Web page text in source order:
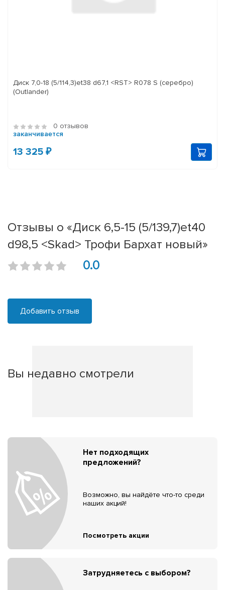
Диск 7,0-18 (5/114,3)et38 d67,1 <RST> R078 S (серебро)
(Outlander)
0 отзывов
заканчивается
13 325 ₽
Отзывы о «Диск 6,5-15 (5/139,7)et40
d98,5 <Skad> Трофи Бархат новый»
0.0
Добавить отзыв
Вы недавно смотрели
Нет подходящих
предложений?
Возможно, вы найдёте что-то среди
наших акций!
Посмотреть акции
Затрудняетесь с выбором?